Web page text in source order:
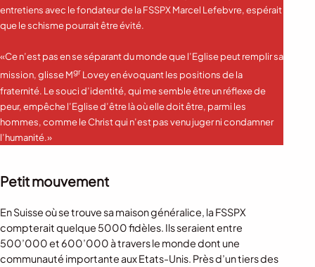
entretiens avec le fondateur de la FSSPX Marcel Lefebvre, espérait
que le schisme pourrait être évité.
«Ce n’est pas en se séparant du monde que l’Eglise peut remplir sa
mission, glisse Mgr Lovey en évoquant les positions de la
fraternité. Le souci d’identité, qui me semble être un réflexe de
peur, empêche l’Eglise d’être là où elle doit être, parmi les
hommes, comme le Christ qui n’est pas venu juger ni condamner
l’humanité.»
Petit mouvement
En Suisse où se trouve sa maison généralice, la FSSPX
compterait quelque 5000 fidèles. Ils seraient entre
500’000 et 600’000 à travers le monde dont une
communauté importante aux Etats-Unis. Près d’un tiers des